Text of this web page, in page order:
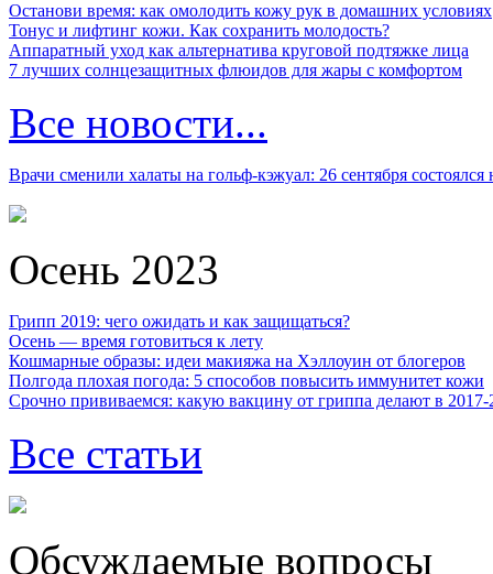
Останови время: как омолодить кожу рук в домашних условиях
Тонус и лифтинг кожи. Как сохранить молодость?
Аппаратный уход как альтернатива круговой подтяжке лица
7 лучших солнцезащитных флюидов для жары с комфортом
Все новости...
Врачи сменили халаты на гольф-кэжуал: 26 сентября
Осень 2023
Грипп 2019: чего ожидать и как защищаться?
Осень — время готовиться к лету
Кошмарные образы: идеи макияжа на Хэллоуин от блогеров
Полгода плохая погода: 5 способов повысить иммунитет кожи
Срочно прививаемся: какую вакцину от гриппа делают в 2017-
Все статьи
Обсуждаемые вопросы